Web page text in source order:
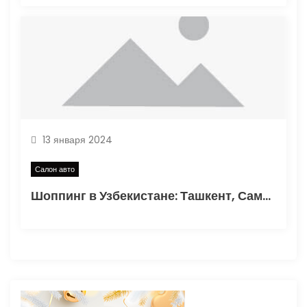
13 января 2024
Салон авто
Шоппинг в Узбекистане: Ташкент, Самарканд, Бухара